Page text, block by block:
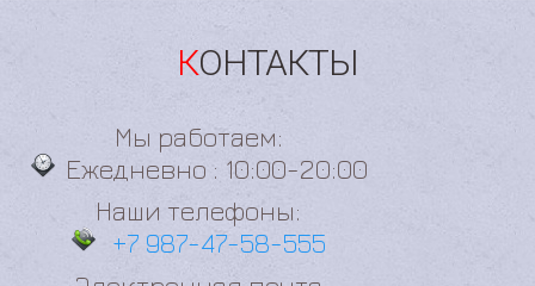
КОНТАКТЫ
Мы работаем:
Ежедневно : 10:00-20:00
Наши телефоны:
+7 987-47-58-555